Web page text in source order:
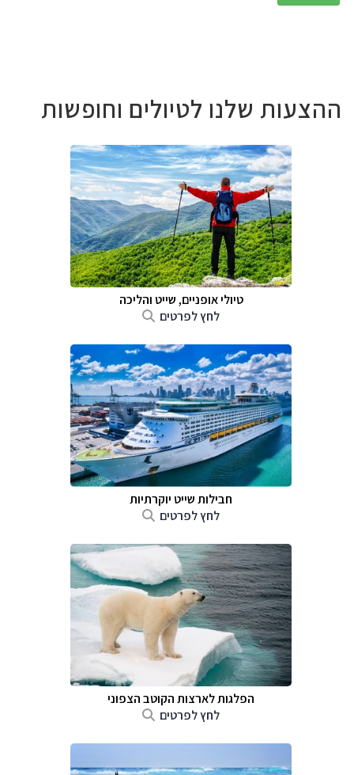
ההצעות שלנו לטיולים וחופשות
טיולי אופניים, שייט והליכה
לחץ לפרטים
חבילות שייט יוקרתיות
לחץ לפרטים
הפלגות לארצות הקוטב הצפוני
לחץ לפרטים